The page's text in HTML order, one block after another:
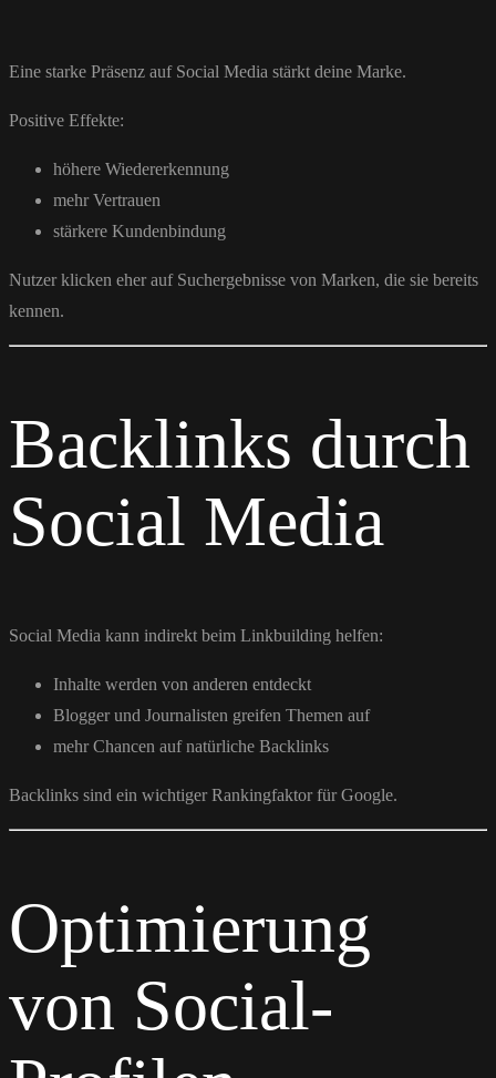
Eine starke Präsenz auf Social Media stärkt deine Marke.
Positive Effekte:
höhere Wiedererkennung
mehr Vertrauen
stärkere Kundenbindung
Nutzer klicken eher auf Suchergebnisse von Marken, die sie bereits
kennen.
Backlinks durch
Social Media
Social Media kann indirekt beim Linkbuilding helfen:
Inhalte werden von anderen entdeckt
Blogger und Journalisten greifen Themen auf
mehr Chancen auf natürliche Backlinks
Backlinks sind ein wichtiger Rankingfaktor für Google.
Optimierung
von Social-